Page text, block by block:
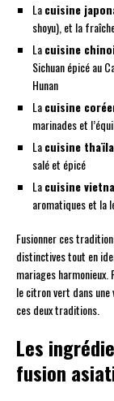
Lacuisine
shoyu), et la
Lacuisine
Sichuan épicé au
Hunan
Lacuisine
marinades et
Lacuisine
salé et épicé
Lacuisine
aromatiques et la
Fusionner ces
distinctives tout en
mariages harmonieux.
le citron vert dans
ces deux traditions.
Les
fusion